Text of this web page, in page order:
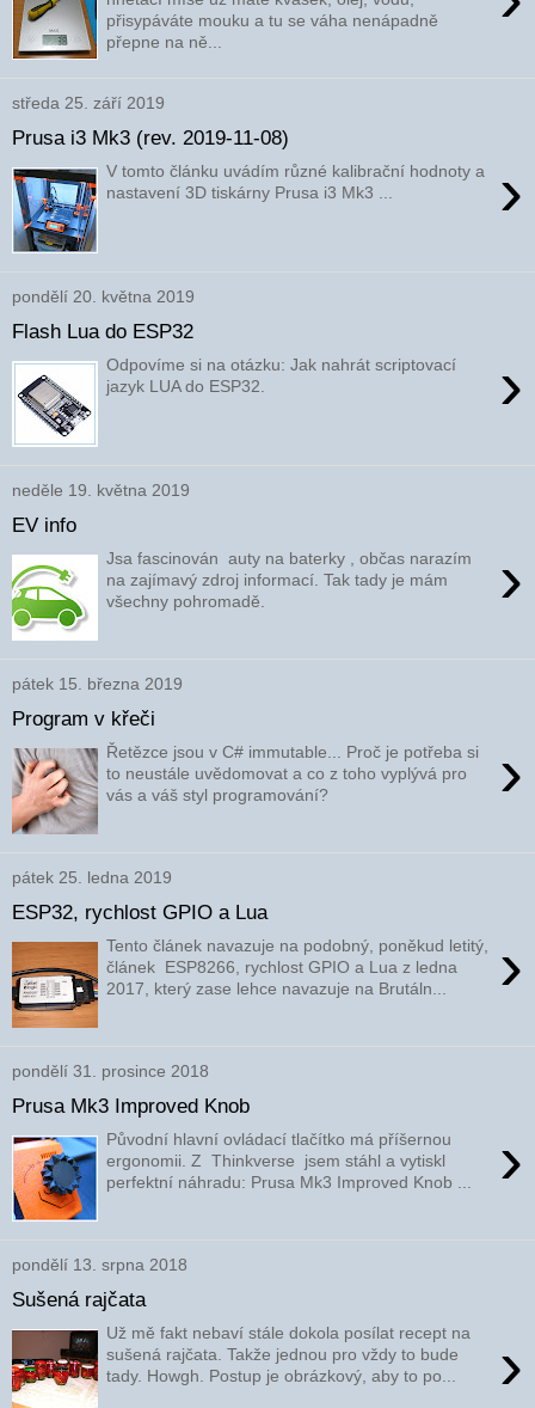
přisypáváte mouku a tu se váha nenápadně
přepne na ně...
středa 25. září 2019
Prusa i3 Mk3 (rev. 2019-11-08)
›
V tomto článku uvádím různé kalibrační hodnoty a
nastavení 3D tiskárny Prusa i3 Mk3 ...
pondělí 20. května 2019
Flash Lua do ESP32
›
Odpovíme si na otázku: Jak nahrát scriptovací
jazyk LUA do ESP32.
neděle 19. května 2019
EV info
›
Jsa fascinován auty na baterky , občas narazím
na zajímavý zdroj informací. Tak tady je mám
všechny pohromadě.
pátek 15. března 2019
Program v křeči
›
Řetězce jsou v C# immutable... Proč je potřeba si
to neustále uvědomovat a co z toho vyplývá pro
vás a váš styl programování?
pátek 25. ledna 2019
ESP32, rychlost GPIO a Lua
›
Tento článek navazuje na podobný, poněkud letitý,
článek ESP8266, rychlost GPIO a Lua z ledna
2017, který zase lehce navazuje na Brutáln...
pondělí 31. prosince 2018
Prusa Mk3 Improved Knob
›
Původní hlavní ovládací tlačítko má příšernou
ergonomii. Z Thinkverse jsem stáhl a vytiskl
perfektní náhradu: Prusa Mk3 Improved Knob ...
pondělí 13. srpna 2018
Sušená rajčata
›
Už mě fakt nebaví stále dokola posílat recept na
sušená rajčata. Takže jednou pro vždy to bude
tady. Howgh. Postup je obrázkový, aby to po...